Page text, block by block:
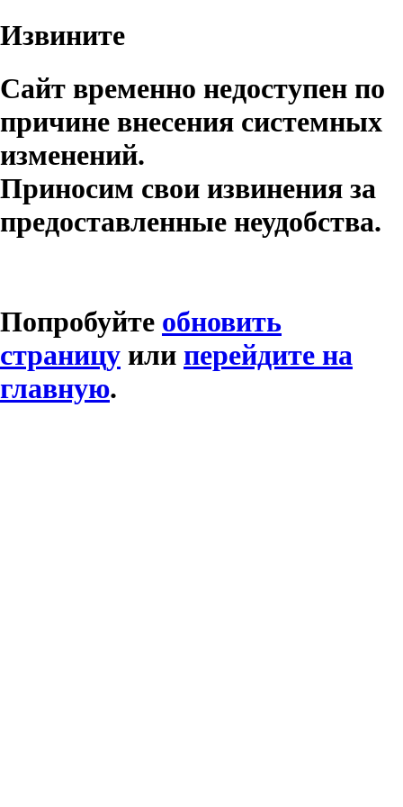
Извините
Сайт временно недоступен по
причине внесения системных
изменений.
Приносим свои извинения за
предоставленные неудобства.
Попробуйте обновить
страницу или перейдите на
главную.